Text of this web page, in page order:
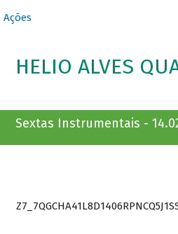
Ações
HELIO ALVES
Sextas Instrumentais -